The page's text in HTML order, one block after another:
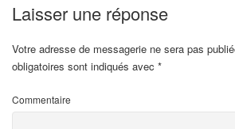
Laisser une réponse
Votre adresse de messagerie ne sera pas
obligatoires sont indiqués avec *
Commentaire